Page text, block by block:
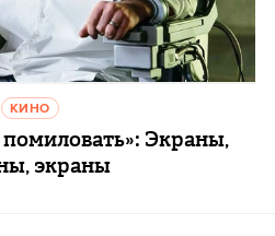
КИНО
помиловать»: Экраны,
экраны